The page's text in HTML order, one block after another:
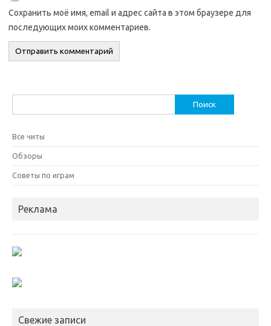
Сохранить моё имя, email и адрес сайта в этом браузере для
последующих моих комментариев.
Все читы
Обзоры
Советы по играм
Реклама
Свежие записи